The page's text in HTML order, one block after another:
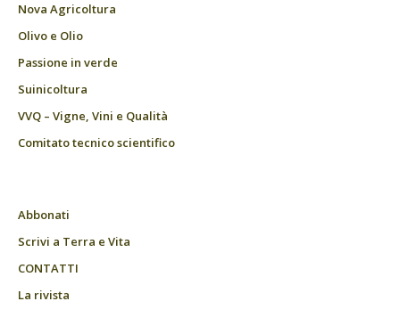
Nova Agricoltura
Olivo e Olio
Passione in verde
Suinicoltura
VVQ – Vigne, Vini e Qualità
Comitato tecnico scientifico
Abbonati
Scrivi a Terra e Vita
CONTATTI
La rivista